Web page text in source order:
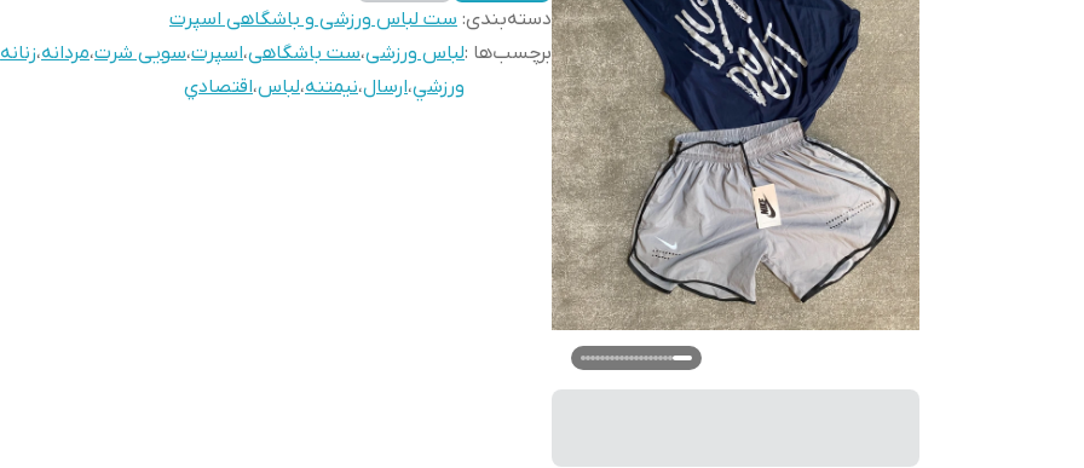
دسته‌بندی: ست لباس ورزشی و باشگاهی اسپرت
برچسب‌ها :لباس ورزشی،ست باشگاهی،اسپرت،سویی شرت،مردانه،زنانه
ورزشي،ارسال،نيمتنه،لباس،اقتصادي